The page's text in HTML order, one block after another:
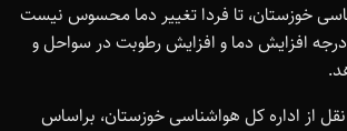
خوزستان، تا فردا تغییر دما محسوس نیست
اما تا پنجشنبه ۲ تا ۴ درجه افزایش دما و افزایش رطوبت در سواحل و
ایذه ۲۴ به نقل از اداره کل هواشناسی خوزستان، براساس